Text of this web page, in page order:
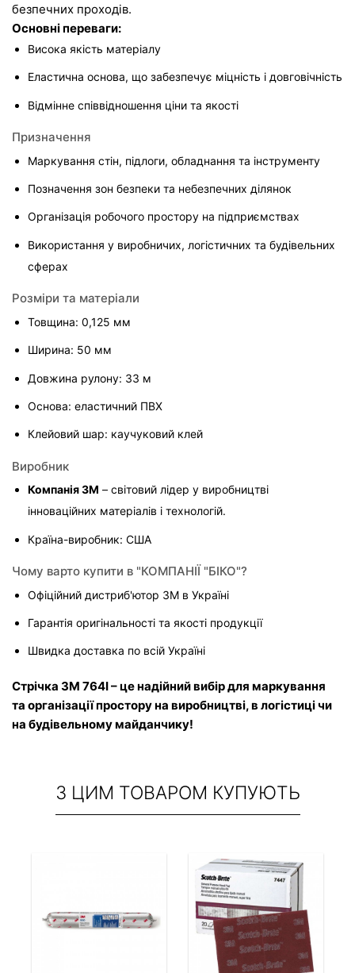
безпечних проходів.
Основні переваги:
Висока якість матеріалу
Еластична основа, що забезпечує міцність і довговічність
Відмінне співвідношення ціни та якості
Призначення
Маркування стін, підлоги, обладнання та інструменту
Позначення зон безпеки та небезпечних ділянок
Організація робочого простору на підприємствах
Використання у виробничих, логістичних та будівельних
сферах
Розміри та матеріали
Товщина: 0,125 мм
Ширина: 50 мм
Довжина рулону: 33 м
Основа: еластичний ПВХ
Клейовий шар: каучуковий клей
Виробник
Компанія 3M – світовий лідер у виробництві
інноваційних матеріалів і технологій.
Країна-виробник: США
Чому варто купити в "КОМПАНІЇ "БІКО"?
Офіційний дистриб'ютор 3M в Україні
Гарантія оригінальності та якості продукції
Швидка доставка по всій Україні
Стрічка 3M 764I – це надійний вибір для маркування
та організації простору на виробництві, в логістиці чи
на будівельному майданчику!
З ЦИМ ТОВАРОМ КУПУЮТЬ